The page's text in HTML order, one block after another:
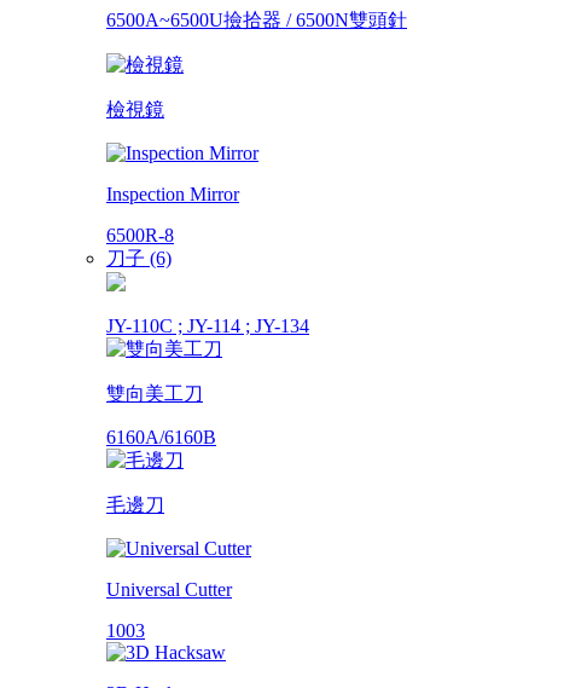
6500A~6500U撿拾器 / 6500N雙頭針
檢視鏡
Inspection Mirror
6500R-8
刀子 (6)
JY-110C ; JY-114 ; JY-134
雙向美工刀
6160A/6160B
毛邊刀
Universal Cutter
1003